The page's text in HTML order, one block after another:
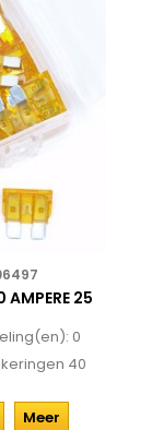
AMPERE 25
0
40
Meer